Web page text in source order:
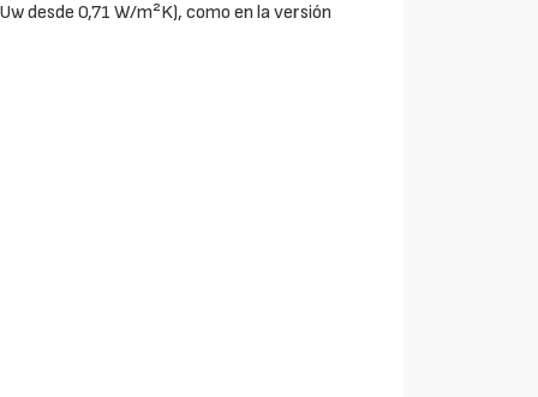
desde 0,71 W/m²K), como en la versión